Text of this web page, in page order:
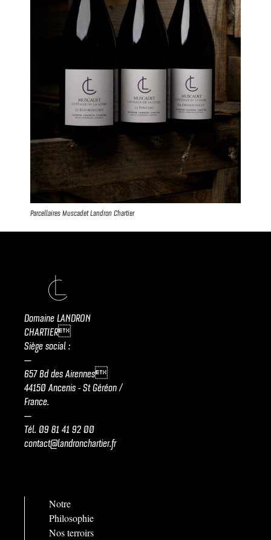
Parcellaires Muscadet Landron Chartier
Domaine LANDRON
CHARTIER
Siège social :
—
657 Bd des Airennes
44150 Ancenis - St Géréon /
France.
—
Tél.09 81 41 92 00
contact@landronchartier.fr
Notre
Philosophie
Nos terroirs